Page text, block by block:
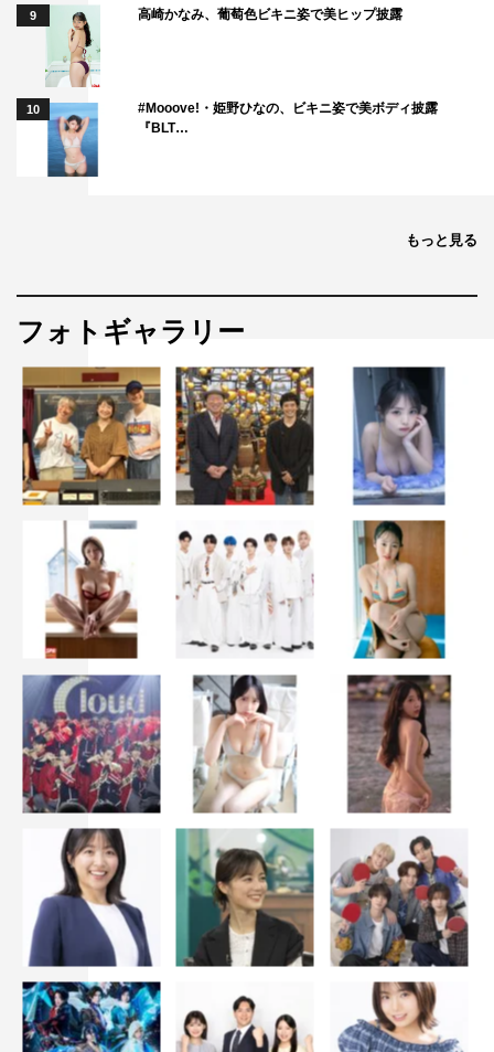
9 高崎かなみ、葡萄色ビキニ姿で美ヒップ披露
10
#Mooove!・姫野ひなの、ビキニ姿で美ボディ披露
『BLT…
もっと見る
フォトギャラリー